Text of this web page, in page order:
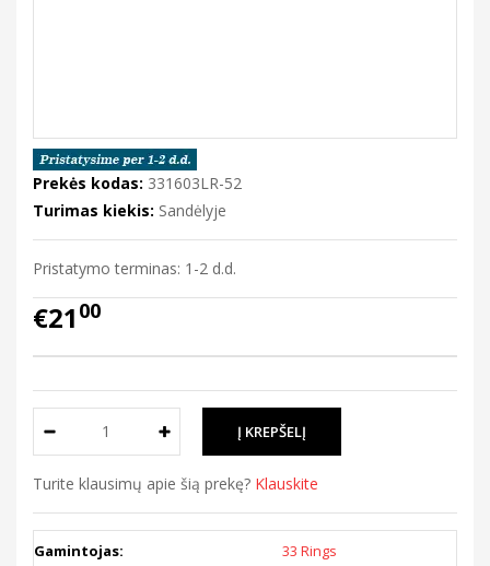
Prekės kodas: 331603LR-52
Turimas kiekis: Sandėlyje
Pristatymo terminas: 1-2 d.d.
€21 00
Turite klausimų apie šią prekę? Klauskite
Gamintojas: 33 Rings